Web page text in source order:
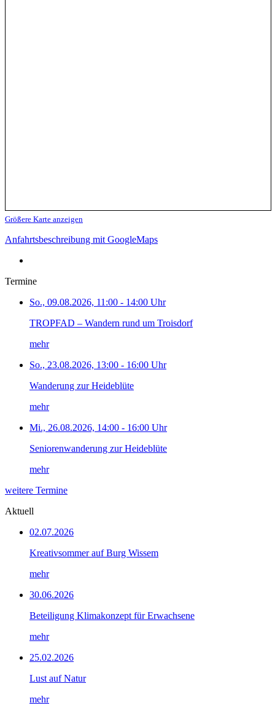
Größere Karte anzeigen
Anfahrtsbeschreibung mit GoogleMaps
Termine
So., 09.08.2026, 11:00 - 14:00 Uhr
TROPFAD – Wandern rund um Troisdorf
mehr
So., 23.08.2026, 13:00 - 16:00 Uhr
Wanderung zur Heideblüte
mehr
Mi., 26.08.2026, 14:00 - 16:00 Uhr
Seniorenwanderung zur Heideblüte
mehr
weitere Termine
Aktuell
02.07.2026
Kreativsommer auf Burg Wissem
mehr
30.06.2026
Beteiligung Klimakonzept für Erwachsene
mehr
25.02.2026
Lust auf Natur
mehr